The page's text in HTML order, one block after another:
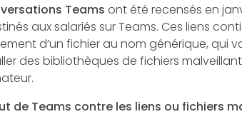
Teams ont été recensés en
aux salariés sur Teams. Ces liens
d’un fichier au nom générique, qui
des bibliothèques de fichiers
de Teams contre les liens ou fichiers